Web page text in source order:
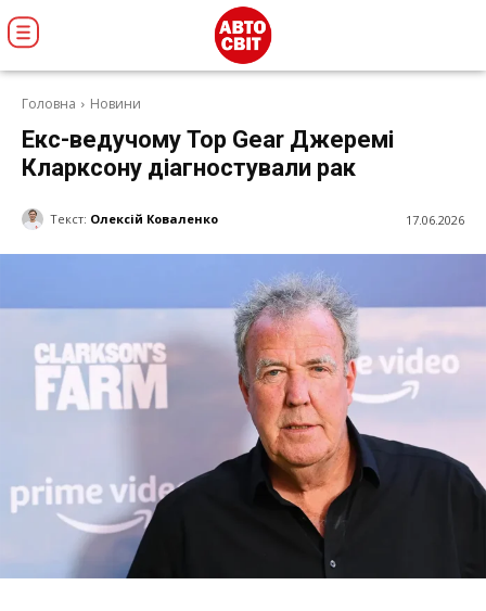
Головна Новини
Екс-ведучому Top Gear Джеремі
Кларксону діагностували рак
Текст: Олексій Коваленко 17.06.2026